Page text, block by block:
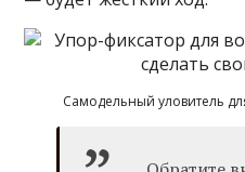
Самодельный уловитель